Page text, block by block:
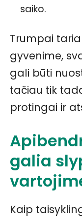
saiko.
Trumpai
gyvenime,
gali būti
tačiau tik
protingai ir
galia
Kaip